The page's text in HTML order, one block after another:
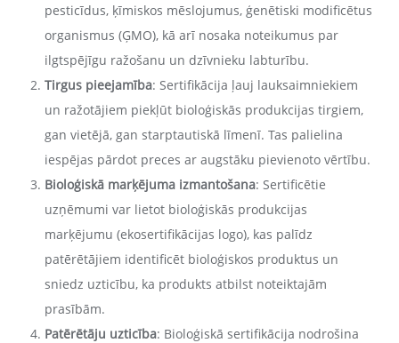
pesticīdus, ķīmiskos mēslojumus, ģenētiski modificētus
organismus (ĢMO), kā arī nosaka noteikumus par
ilgtspējīgu ražošanu un dzīvnieku labturību.
Tirgus pieejamība: Sertifikācija ļauj lauksaimniekiem
un ražotājiem piekļūt bioloģiskās produkcijas tirgiem,
gan vietējā, gan starptautiskā līmenī. Tas palielina
iespējas pārdot preces ar augstāku pievienoto vērtību.
Bioloģiskā marķējuma izmantošana: Sertificētie
uzņēmumi var lietot bioloģiskās produkcijas
marķējumu (ekosertifikācijas logo), kas palīdz
patērētājiem identificēt bioloģiskos produktus un
sniedz uzticību, ka produkts atbilst noteiktajām
prasībām.
Patērētāju uzticība: Bioloģiskā sertifikācija nodrošina